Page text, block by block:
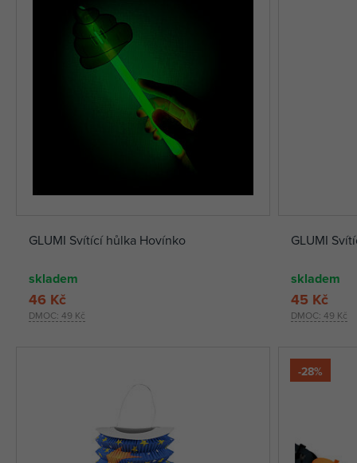
GLUMI Svítící hůlka Hovínko
skladem
DMOC: 49 Kč
46 Kč
GLUMI
skladem
DMOC: 49 Kč
45 Kč
-28%